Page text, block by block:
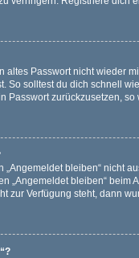
altes Passwort nicht wieder
So solltest du dich schnell
Passwort zurückzusetzen,
bleiben“ nicht
„Angemeldet bleiben“
zur Verfügung steht, dann